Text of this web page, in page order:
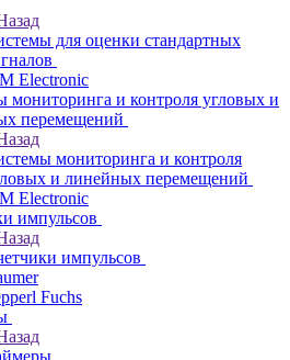
для оценки стандартных
Electronic
мониторинга и контроля угловых и
перемещений
мониторинга и контроля
и линейных перемещений
Electronic
импульсов
импульсов
Fuchs